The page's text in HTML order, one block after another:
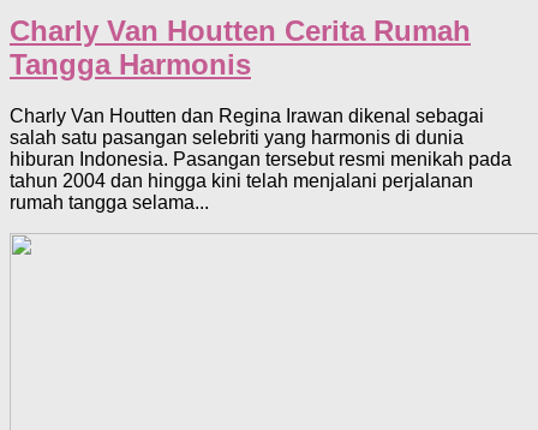
Charly Van Houtten Cerita Rumah
Tangga Harmonis
Charly Van Houtten dan Regina Irawan dikenal sebagai
salah satu pasangan selebriti yang harmonis di dunia
hiburan Indonesia. Pasangan tersebut resmi menikah pada
tahun 2004 dan hingga kini telah menjalani perjalanan
rumah tangga selama...